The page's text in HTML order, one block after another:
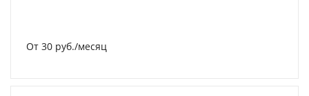
От 30 руб./месяц